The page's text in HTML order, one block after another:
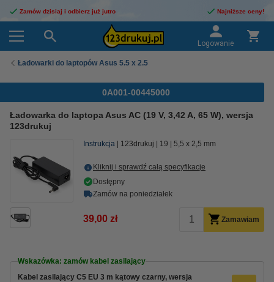
Zamów dzisiaj i odbierz już jutro Najniższe ceny!
Logowanie
Ładowarki do laptopów Asus 5.5 x 2.5
0A001-00445000
Ładowarka do laptopa Asus AC (19 V, 3,42 A, 65 W), wersja
123drukuj
Instrukcja 123drukuj 19 5,5 x 2,5 mm
Kliknij i sprawdź całą specyfikacje
Dostępny
Zamów na poniedziałek
39,00 zł Zamawiam
Wskazówka: zamów kabel zasilający
Kabel zasilający C5 EU 3 m kątowy czarny, wersja